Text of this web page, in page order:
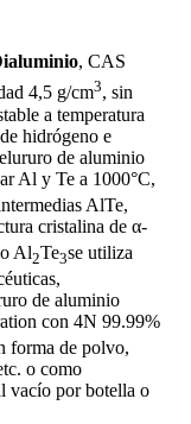
, CAS
4,5 g/cm3, sin
a temperatura
hidrógeno e
de aluminio
Al y Te a 1000°C,
AlTe,
cristalina de α-
Al2Te3se utiliza
de aluminio
con 4N 99.99%
forma de polvo,
o como
vacío por botella o